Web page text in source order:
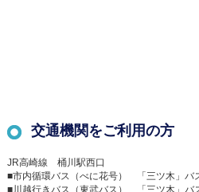
交通機関をご利用の方
JR高崎線 桶川駅西口
■市内循環バス（べに花号） 「三ツ木」